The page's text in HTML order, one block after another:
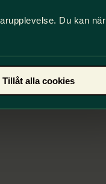
Du kan när
Tillåt alla cookies